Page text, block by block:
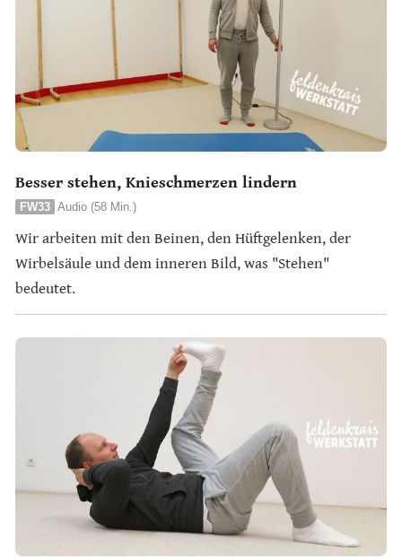
Besser stehen, Knieschmerzen lindern
FW33 Audio (58 Min.)
Wir arbeiten mit den Beinen, den Hüftgelenken, der
Wirbelsäule und dem inneren Bild, was "Stehen"
bedeutet.